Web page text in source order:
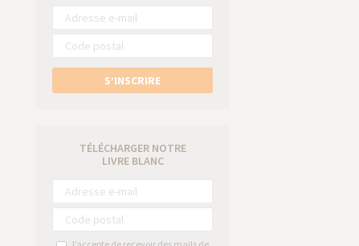
S’INSCRIRE
TÉLÉCHARGER NOTRE
LIVRE BLANC